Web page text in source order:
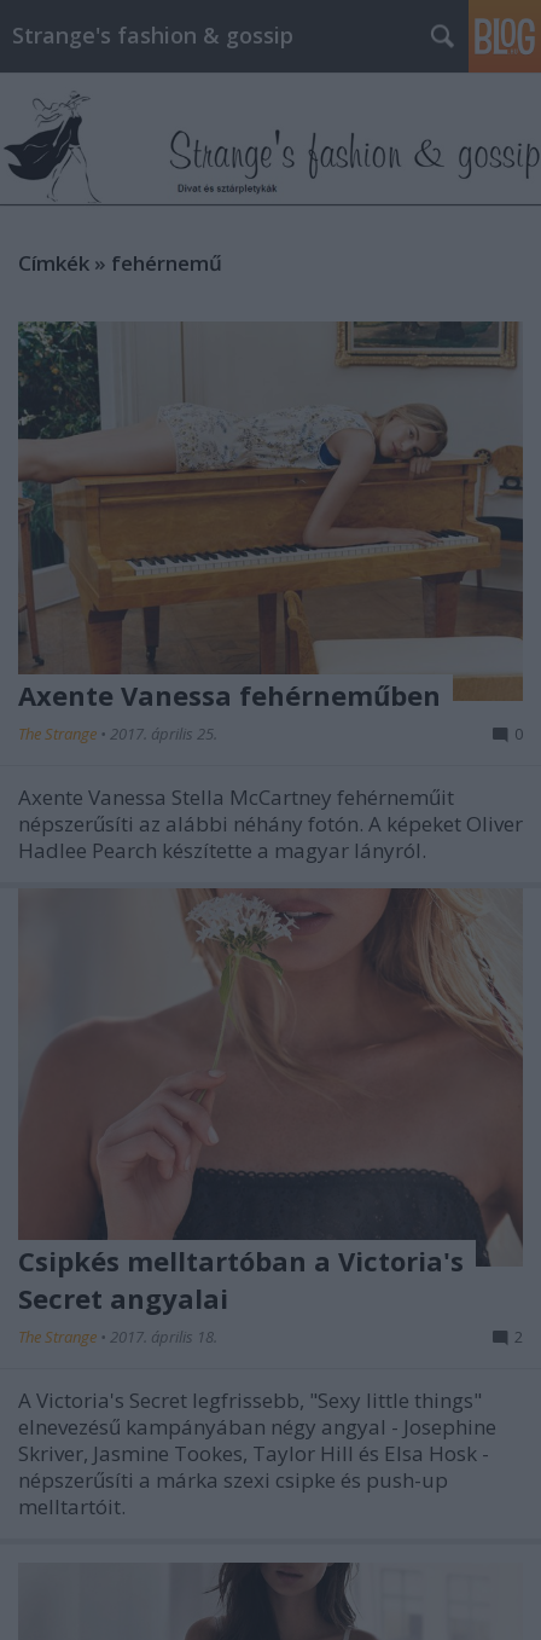
Strange's fashion & gossip
Címkék » fehérnemű
Axente Vanessa fehérneműben
The Strange • 2017. április 25. 0
Axente Vanessa Stella McCartney fehérneműit
népszerűsíti az alábbi néhány fotón. A képeket Oliver
Hadlee Pearch készítette a magyar lányról.
Csipkés melltartóban a Victoria's
Secret angyalai
The Strange • 2017. április 18. 2
A Victoria's Secret legfrissebb, "Sexy little things"
elnevezésű kampányában négy angyal - Josephine
Skriver, Jasmine Tookes, Taylor Hill és Elsa Hosk -
népszerűsíti a márka szexi csipke és push-up
melltartóit.